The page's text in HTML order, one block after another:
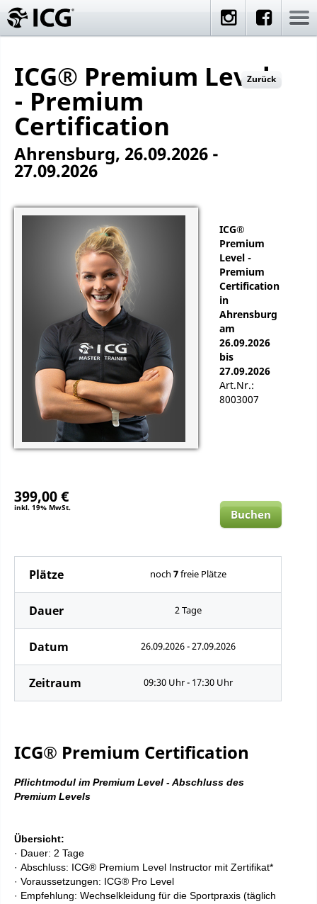
ICG® Premium Level
- Premium
Certification
Zurück
Ahrensburg, 26.09.2026 -
27.09.2026
ICG®
Premium
Level -
Premium
Certification
in
Ahrensburg
am
26.09.2026
bis
27.09.2026
Art.Nr.:
8003007
399,00 €
inkl. 19% MwSt. Buchen
Plätze noch 7freie Plätze
Dauer 2 Tage
Datum 26.09.2026 - 27.09.2026
Zeitraum 09:30 Uhr - 17:30 Uhr
ICG® Premium Certification
Pflichtmodul im Premium Level - Abschluss des
Premium Levels
Übersicht:
· Dauer: 2 Tage
· Abschluss: ICG® Premium Level Instructor mit Zertifikat*
· Voraussetzungen: ICG® Pro Level
· Empfehlung: Wechselkleidung für die Sportpraxis (täglich